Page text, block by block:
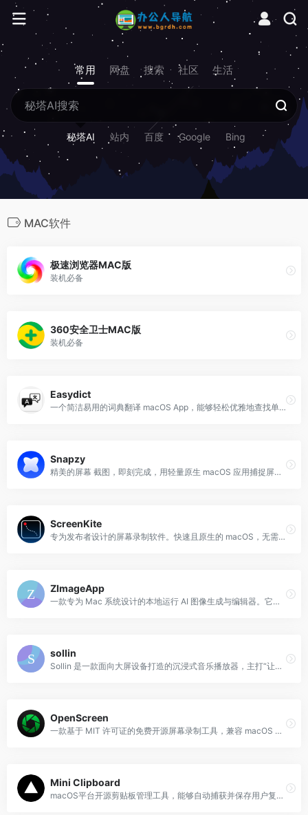
常用 网盘 搜索 社区 生活
秘塔AI 站内 百度 Google Bing
MAC软件
极速浏览器MAC版
装机必备
360安全卫士MAC版
装机必备
Easydict
一个简洁易用的词典翻译 macOS App，能够轻松优雅地查找单词或翻译文本。能自动识别输入文本语言，支持输入翻译、划词翻译和 OCR 截图翻译，可同时查询多个翻译服务结果。
Snapzy
精美的屏幕 截图，即刻完成，用轻量原生 macOS 应用捕捉屏幕。隐私保护，本地运行。
ScreenKite
专为发布者设计的屏幕录制软件。快速且原生的 macOS，无需订阅。自动缩放，内置编辑器，Metal 加速导出。免费。
ZImageApp
一款专为 Mac 系统设计的本地运行 AI 图像生成与编辑器。它的核心优势在于无需联网即可完成复杂的图像生成任务，最大程度地保护用户的隐私，并提供高效的本地计算能力。
sollin
Sollin 是一款面向大屏设备打造的沉浸式音乐播放器，主打“让音乐回归本质”。
OpenScreen
一款基于 MIT 许可证的免费开源屏幕录制工具，兼容 macOS 与 Windows 系统，旨在为用户提供 Screen Studio 等付费软件的平价替代方案。
Mini Clipboard
macOS平台开源剪贴板管理工具，能够自动捕获并保存用户复制的各类内容，包括文本、链接、图片、文件甚至颜色值